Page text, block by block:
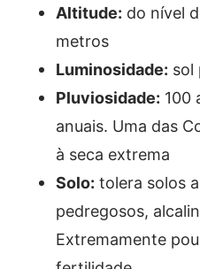
Altitude: do nível
metros
Luminosidade: sol
Pluviosidade: 100
anuais. Uma das
à seca extrema
Solo: tolera solos
pedregosos,
Extremamente